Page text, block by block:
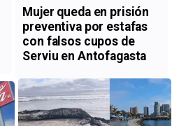
Mujer queda en prisión
preventiva por estafas
con falsos cupos de
Serviu en Antofagasta